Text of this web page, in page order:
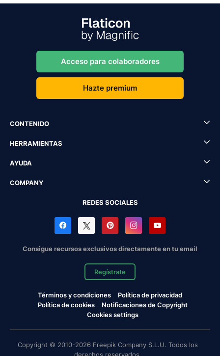
Acceso para colaboradores
Hazte premium
CONTENIDO
HERRAMIENTAS
AYUDA
COMPANY
REDES SOCIALES
Consigue recursos exclusivos directamente en tu email
Regístrate
Términos y condiciones
Política de privacidad
Política de cookies
Notificaciones de Copyright
Cookies settings
Copyright © 2010-2026 Freepik Company S.L.U. Todos los